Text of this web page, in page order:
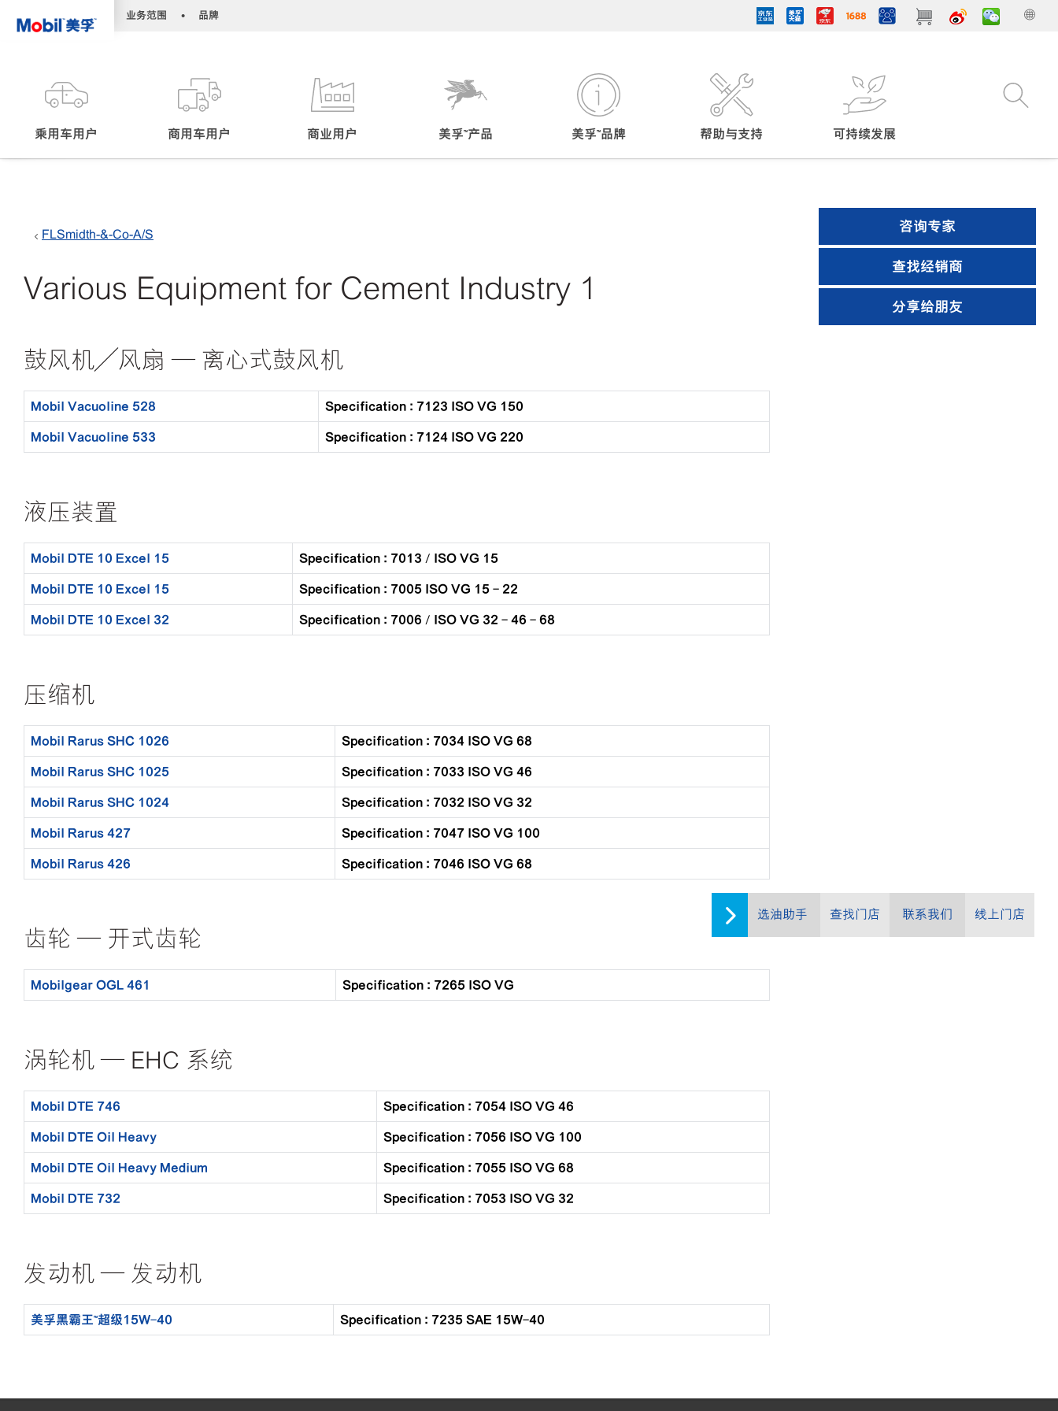
业务范围 • 品牌
乘用车用户 商用车用户 商业用户 美孚™产品 美孚™品牌 帮助与支持 可持续发展
选油助手 查找门店 联系我们 线上门店
FLSmidth-&-Co-A/S
Various Equipment for Cement Industry 1
鼓风机／风扇 — 离心式鼓风机
Mobil Vacuoline 528 Specification : 7123 ISO VG 150
Mobil Vacuoline 533 Specification : 7124 ISO VG 220
液压装置
Mobil DTE 10 Excel 15 Specification : 7013 / ISO VG 15
Mobil DTE 10 Excel 15 Specification : 7005 ISO VG 15 - 22
Mobil DTE 10 Excel 32 Specification : 7006 / ISO VG 32 - 46 - 68
压缩机
Mobil Rarus SHC 1026 Specification : 7034 ISO VG 68
Mobil Rarus SHC 1025 Specification : 7033 ISO VG 46
Mobil Rarus SHC 1024 Specification : 7032 ISO VG 32
Mobil Rarus 427 Specification : 7047 ISO VG 100
Mobil Rarus 426 Specification : 7046 ISO VG 68
齿轮 — 开式齿轮
Mobilgear OGL 461 Specification : 7265 ISO VG
涡轮机 — EHC 系统
Mobil DTE 746 Specification : 7054 ISO VG 46
Mobil DTE Oil Heavy Specification : 7056 ISO VG 100
Mobil DTE Oil Heavy Medium Specification : 7055 ISO VG 68
Mobil DTE 732 Specification : 7053 ISO VG 32
发动机 — 发动机
美孚黑霸王™️超级15W-40 Specification : 7235 SAE 15W-40
咨询专家
查找经销商
分享给朋友